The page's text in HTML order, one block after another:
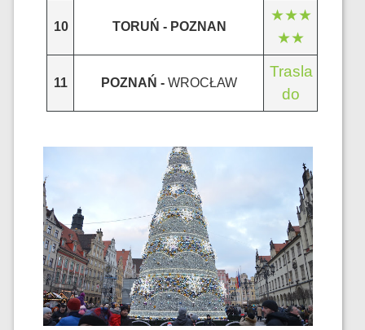
10 TORUŃ - POZNAN
★★★
★★
11 POZNAŃ - WROCŁAW
Trasla
do